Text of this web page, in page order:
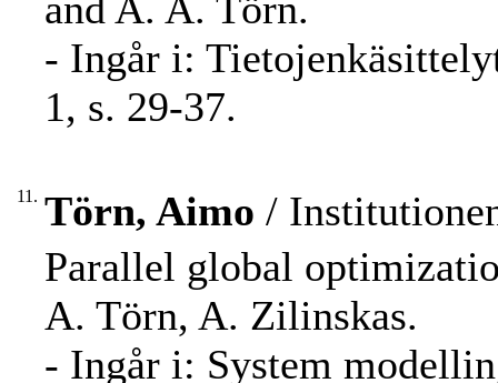
and A. A. Törn.
- Ingår i:
1, s. 29-37.
11. Törn, Aimo /
Parallel global
A. Törn, A. Zilinskas.
- Ingår i: System